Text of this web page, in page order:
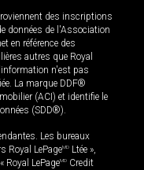
des inscriptions
données de l'Association
en référence des
autres que Royal
n'est pas
La marque DDF®
(ACI) et identifie le
(SDD®).
Les bureaux
Royal LePageMD Ltée »,
Royal LePageMD Credit